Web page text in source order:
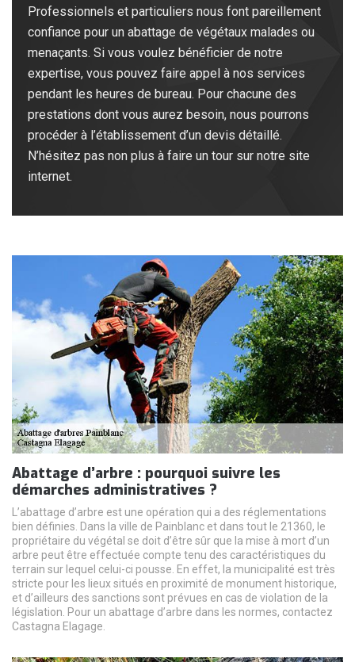
Professionnels et particuliers nous font pareillement
confiance pour un abattage de végétaux malades ou
menaçants. Si vous voulez bénéficier de notre
expertise, vous pouvez faire appel à nos services
pendant les heures de bureau. Pour chacune des
prestations dont vous aurez besoin, nous pourrons
procéder à l’établissement d’un devis détaillé.
N’hésitez pas non plus à faire un tour sur notre site
internet.
Abattage d’arbre : pourquoi suivre les
démarches administratives ?
L’abattage d’arbre est une opération qui a des réglementations
bien définies. Dans la ville de Painblanc et dans tout le 21360, le
propriétaire du végétal se doit d’être sûr que la mise à mort d’un
arbre peut être effectuée compte tenu des caractéristiques du
terrain sur lequel celui-ci pousse. En effet, la municipalité est très
stricte pour les lieux situés en proximité de monument historique,
et d’ailleurs des sanctions sont prévues en cas de violation de la
législation. Pour un abattage d’arbre dans les normes, contactez
Castagna Elagage.